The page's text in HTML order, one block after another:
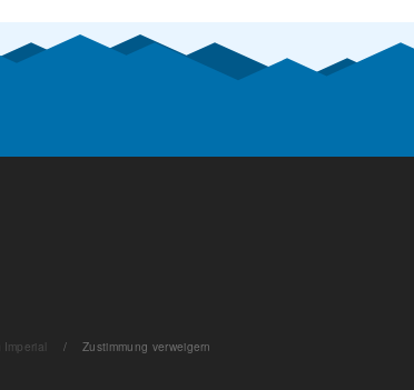
Imperial / Zustimmung verweigern